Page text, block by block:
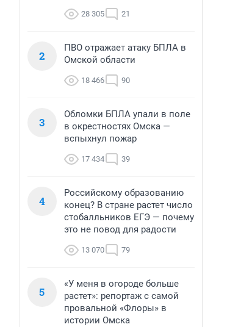
28 305 21
2
ПВО отражает атаку БПЛА в
Омской области
18 466 90
3
Обломки БПЛА упали в поле
в окрестностях Омска —
вспыхнул пожар
17 434 39
4
Российскому образованию
конец? В стране растет число
стобалльников ЕГЭ — почему
это не повод для радости
13 070 79
5
«У меня в огороде больше
растет»: репортаж с самой
провальной «Флоры» в
истории Омска